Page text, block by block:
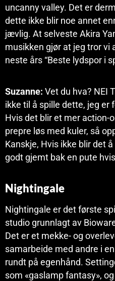
uncanny valley. Det er
dette ikke blir noe annet
jævlig. At selveste Akira
musikken gjør at jeg tror vi
neste års “Beste lydspor i
Suzanne: Vet du hva? NEI
ikke til å spille dette, jeg
Hvis det blir et mer action-
prepre løs med kuler, så
Kanskje, Hvis ikke blir det
godt gjemt bak en pute
Nightingale
Nightingale er det første
studio grunnlagt av
Det er et mekke- og
samarbeide med andre i
rundt på egenhånd.
som «gaslamp fantasy»,